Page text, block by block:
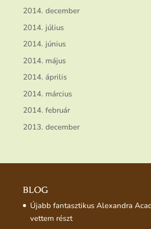
2014. december
2014. július
2014. június
2014. május
2014. április
2014. március
2014. február
2013. december
BLOG
Újabb fantasztikus Alexandra
vettem részt